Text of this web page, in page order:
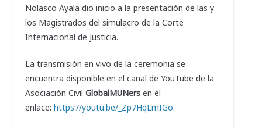
Nolasco Ayala dio inicio a la presentación de las y
los Magistrados del simulacro de la Corte
Internacional de Justicia.
La transmisión en vivo de la ceremonia se
encuentra disponible en el canal de YouTube de la
Asociación Civil GlobalMUNersen el
enlace: https://youtu.be/_Zp7HqLmIGo.